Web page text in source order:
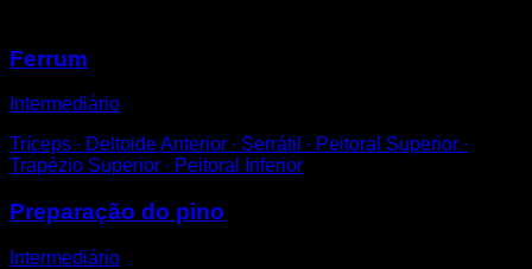
Ferrum
Intermediário
Tríceps ∙ Deltoide Anterior ∙ Serrátil ∙ Peitoral Superior ∙
Trapézio Superior ∙ Peitoral Inferior
Preparação do pino
Intermediário